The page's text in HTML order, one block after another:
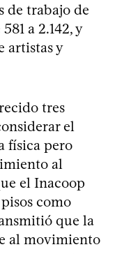
de trabajo de
a 2.142, y
artistas y
tres
el
física pero
al
el Inacoop
como
que la
al movimiento